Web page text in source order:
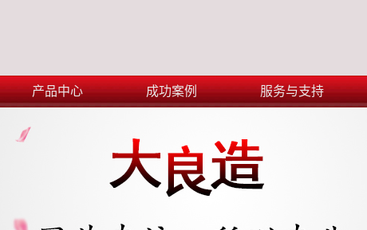
产品中心 成功案例 服务与支持